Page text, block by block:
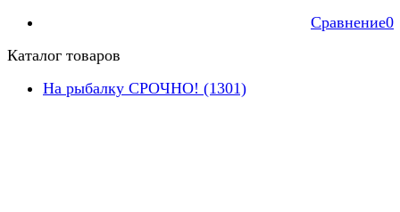
Сравнение0
Каталог товаров
На рыбалку СРОЧНО! (1301)